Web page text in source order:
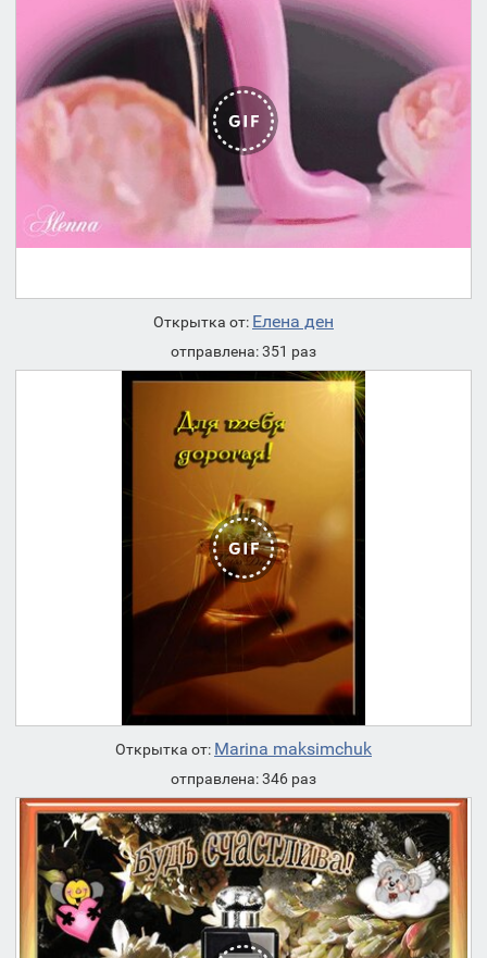
Открытка от: Елена ден
отправлена: 351 раз
Открытка от: Marina maksimchuk
отправлена: 346 раз